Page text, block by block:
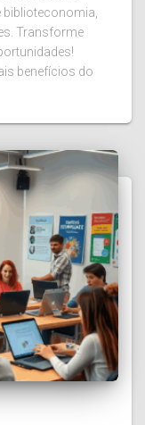
biblioteconomia,
Transforme
benefícios do